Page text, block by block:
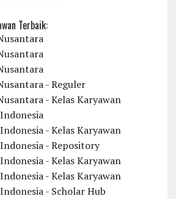
Terbaik:
- Reguler
- Kelas Karyawan
- Kelas Karyawan
- Repository
- Kelas Karyawan
- Kelas Karyawan
- Scholar Hub